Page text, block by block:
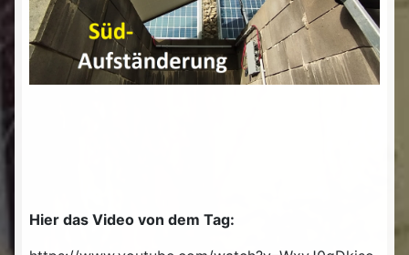
Hier das Video von dem Tag: